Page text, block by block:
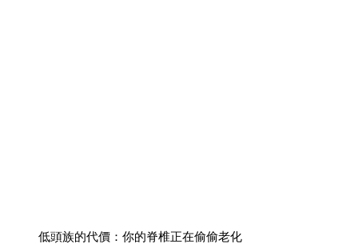
低頭族的代價：你的脊椎正在偷偷老化